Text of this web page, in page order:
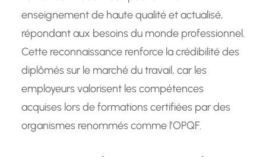
enseignement de haute qualité et actualisé,
répondant aux besoins du monde professionnel.
Cette reconnaissance renforce la crédibilité des
diplômés sur le marché du travail, car les
employeurs valorisent les compétences
acquises lors de formations certifiées par des
organismes renommés comme l’OPQF.